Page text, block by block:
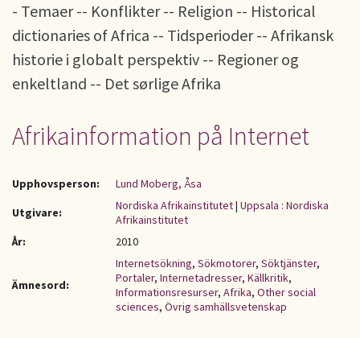
- Temaer -- Konflikter -- Religion -- Historical
dictionaries of Africa -- Tidsperioder -- Afrikansk
historie i globalt perspektiv -- Regioner og
enkeltland -- Det sørlige Afrika
Afrikainformation på Internet
Upphovsperson:
Lund Moberg, Åsa
Utgivare:
Nordiska Afrikainstitutet| Uppsala : Nordiska
Afrikainstitutet
År:
2010
Ämnesord:
Internetsökning, Sökmotorer, Söktjänster,
Portaler, Internetadresser, Källkritik,
Informationsresurser, Afrika, Other social
sciences, Övrig samhällsvetenskap